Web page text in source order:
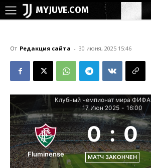
MYJUVE.COM
От Редакция сайта - 30 июня, 2025 15:46
Клубный чемпионат мира ФИФА
17 Июн 2025 - 16:00
Fluminense
0 : 0
МАТЧ ЗАКОНЧЕН